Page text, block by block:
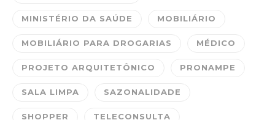
MINISTÉRIO DA SAÚDE MOBILIÁRIO
MOBILIÁRIO PARA DROGARIAS MÉDICO
PROJETO ARQUITETÔNICO PRONAMPE
SALA LIMPA SAZONALIDADE
SHOPPER TELECONSULTA